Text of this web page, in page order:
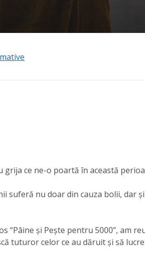
ce ne-o poartă în această
nu doar din cauza bolii, dar
și Pește pentru 5000”, am
tuturor celor ce au dăruit și să